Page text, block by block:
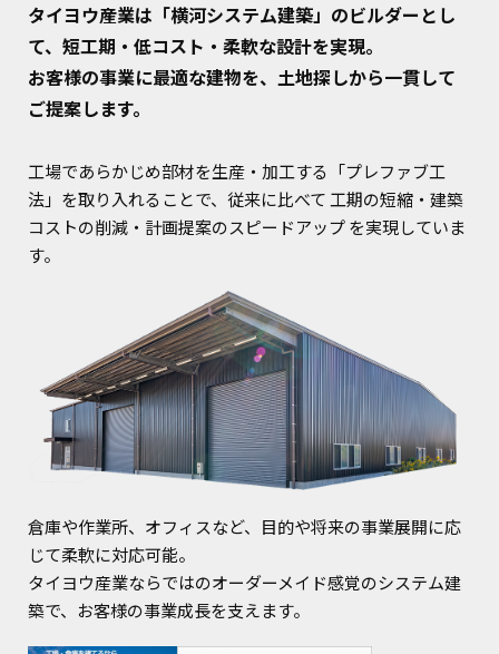
タイヨウ産業は「横河システム建築」のビルダーとし
て、短工期・低コスト・柔軟な設計を実現。
お客様の事業に最適な建物を、土地探しから一貫して
ご提案します。
工場であらかじめ部材を生産・加工する「プレファブ工
法」を取り入れることで、従来に比べて 工期の短縮・建築
コストの削減・計画提案のスピードアップ を実現していま
す。
倉庫や作業所、オフィスなど、目的や将来の事業展開に応
じて柔軟に対応可能。
タイヨウ産業ならではのオーダーメイド感覚のシステム建
築で、お客様の事業成長を支えます。